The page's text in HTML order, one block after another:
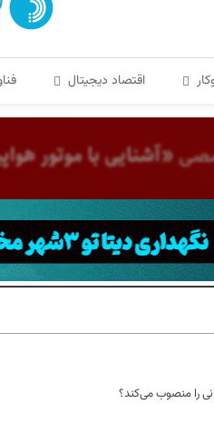
اقتصاد دیجیتال
را منصوب می‌کند؟